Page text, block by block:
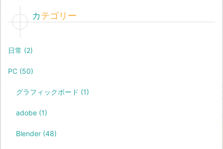
カテゴリー
日常 (2)
PC (50)
グラフィックボード (1)
adobe (1)
Blender (48)